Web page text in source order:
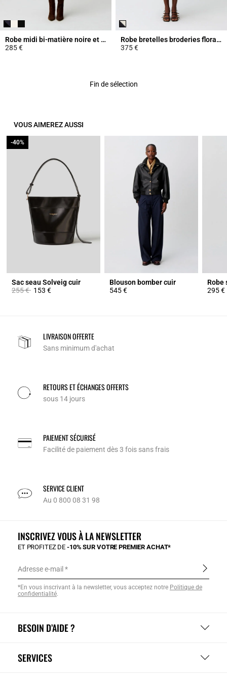
Robe midi bi-matière noire et marine
285 €
Robe bretelles broderies florales
375 €
Fin de sélection
VOUS AIMEREZ AUSSI
Sac seau Solveig cuir
Prix réduit à partir de
255 €à
-40%
153 €
-40%
Blouson bomber cuir
545 €
Robe
295 €
LIVRAISON OFFERTE
Sans minimum d'achat
RETOURS ET ÉCHANGES OFFERTS
sous 14 jours
PAIEMENT SÉCURISÉ
Facilité de paiement dès 3 fois sans frais
SERVICE CLIENT
Au 0 800 08 31 98
BESOIN D’AIDE ?
SERVICES
INSCRIVEZ VOUS À LA NEWSLETTER
ET PROFITEZ DE-10% SUR VOTRE PREMIER ACHAT*
Adresse e-mail
*En vous inscrivant à la newsletter, vous acceptez notre Politique de
confidentialité.